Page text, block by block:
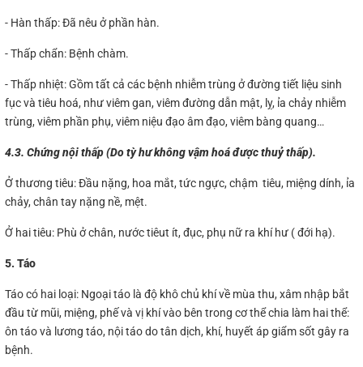
- Hàn thấp: Đã nêu ở phần hàn.
- Thấp chẩn: Bệnh chàm.
- Thấp nhiệt: Gồm tất cả các bệnh nhiễm trùng ở đường tiết liệu sinh
fục và tiêu hoá, như viêm gan, viêm đường dẫn mật, lỵ, ỉa chảy nhiễm
trùng, viêm phần phụ, viêm niệu đạo âm đạo, viêm bàng quang…
4.3. Chứng nội thấp (Do tỳ hư không vậm hoá được thuỷ thấp).
Ở thương tiêu: Đầu nặng, hoa mắt, tức ngực, chậm tiêu, miệng dính, ỉa
chảy, chân tay nặng nề, mệt.
Ở hai tiêu: Phù ở chân, nước tiêut ít, đục, phụ nữ ra khí hư ( đới hạ).
5. Táo
Táo có hai loại: Ngoại táo là độ khô chủ khí về mùa thu, xâm nhập bắt
đầu từ mũi, miệng, phế và vị khí vào bên trong cơ thể chia làm hai thể:
ôn táo và lương táo, nội táo do tân dịch, khí, huyết áp giẩm sốt gây ra
bệnh.